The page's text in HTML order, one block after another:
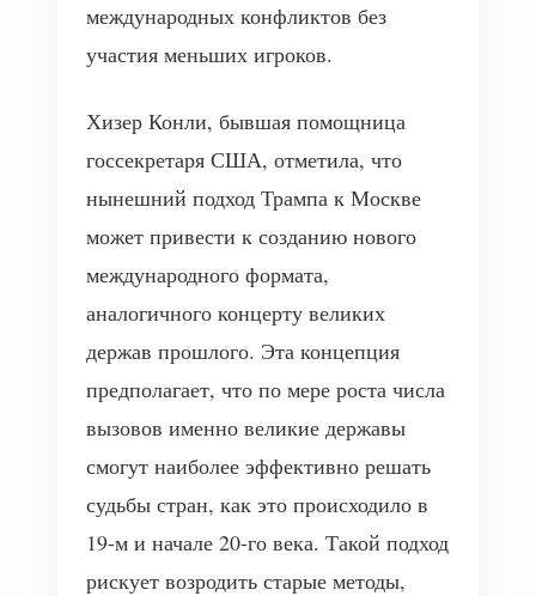
международных конфликтов без
участия меньших игроков.
Хизер Конли, бывшая помощница
госсекретаря США, отметила, что
нынешний подход Трампа к Москве
может привести к созданию нового
международного формата,
аналогичного концерту великих
держав прошлого. Эта концепция
предполагает, что по мере роста числа
вызовов именно великие державы
смогут наиболее эффективно решать
судьбы стран, как это происходило в
19-м и начале 20-го века. Такой подход
рискует возродить старые методы,